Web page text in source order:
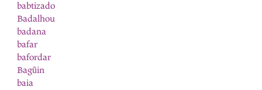
babtizado
Badalhou
badana
bafar
bafordar
Bagũin
baia